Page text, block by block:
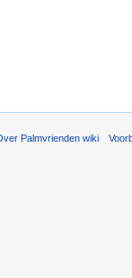
Palmvrienden wiki